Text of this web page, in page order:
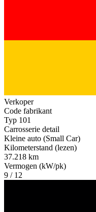
Verkoper
Code fabrikant
Typ 101
Carrosserie detail
Kleine auto (Small Car)
Kilometerstand (lezen)
37.218 km
Vermogen (kW/pk)
9 / 12